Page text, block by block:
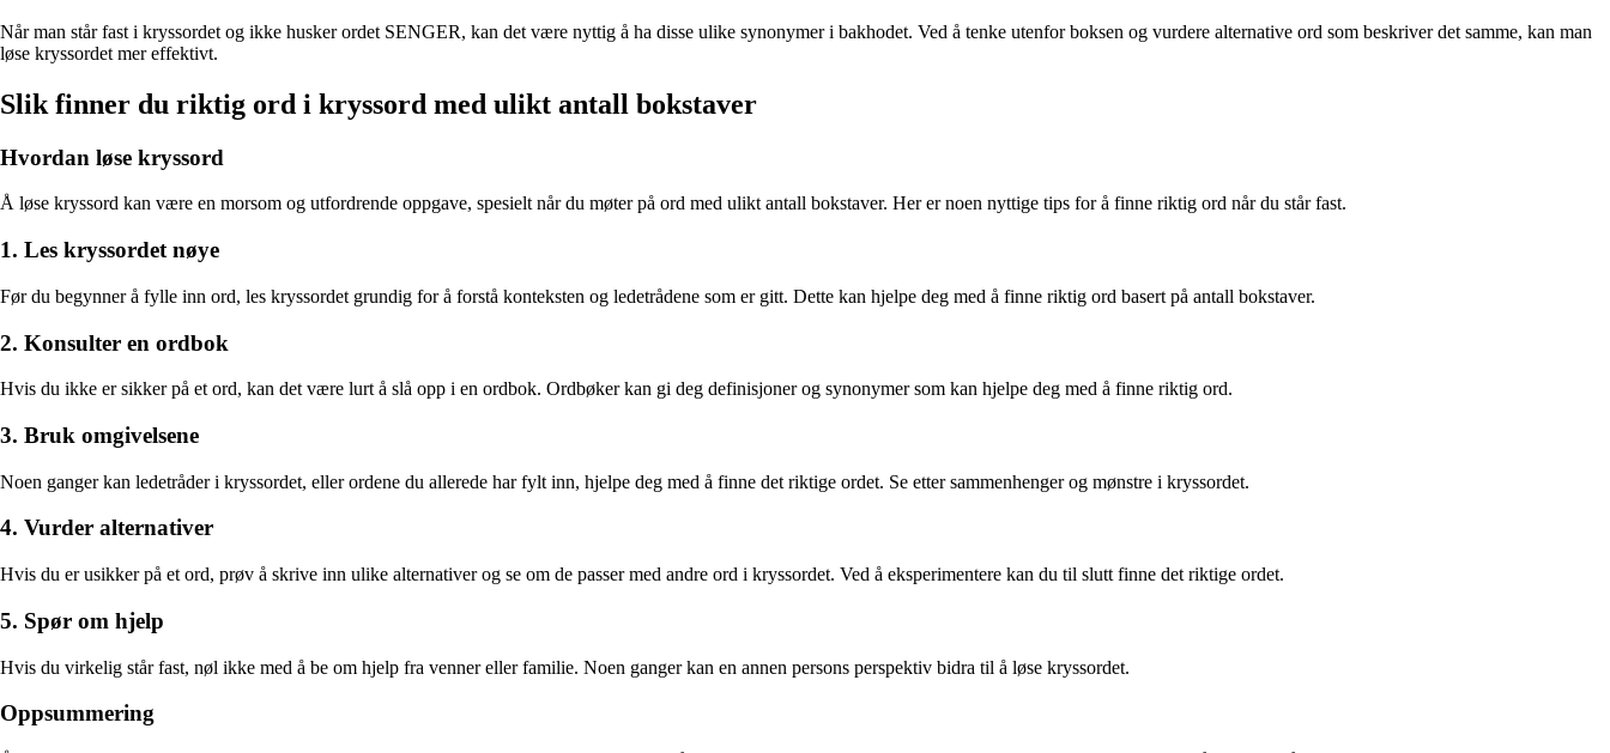
Når man står fast i kryssordet og ikke husker ordet SENGER, kan det være nyttig å ha disse ulike synonymer i bakhodet. Ved å tenke utenfor boksen og vurdere alternative ord som beskriver det samme, kan man
løse kryssordet mer effektivt.
Slik finner du riktig ord i kryssord med ulikt antall bokstaver
Hvordan løse kryssord
Å løse kryssord kan være en morsom og utfordrende oppgave, spesielt når du møter på ord med ulikt antall bokstaver. Her er noen nyttige tips for å finne riktig ord når du står fast.
1. Les kryssordet nøye
Før du begynner å fylle inn ord, les kryssordet grundig for å forstå konteksten og ledetrådene som er gitt. Dette kan hjelpe deg med å finne riktig ord basert på antall bokstaver.
2. Konsulter en ordbok
Hvis du ikke er sikker på et ord, kan det være lurt å slå opp i en ordbok. Ordbøker kan gi deg definisjoner og synonymer som kan hjelpe deg med å finne riktig ord.
3. Bruk omgivelsene
Noen ganger kan ledetråder i kryssordet, eller ordene du allerede har fylt inn, hjelpe deg med å finne det riktige ordet. Se etter sammenhenger og mønstre i kryssordet.
4. Vurder alternativer
Hvis du er usikker på et ord, prøv å skrive inn ulike alternativer og se om de passer med andre ord i kryssordet. Ved å eksperimentere kan du til slutt finne det riktige ordet.
5. Spør om hjelp
Hvis du virkelig står fast, nøl ikke med å be om hjelp fra venner eller familie. Noen ganger kan en annen persons perspektiv bidra til å løse kryssordet.
Oppsummering